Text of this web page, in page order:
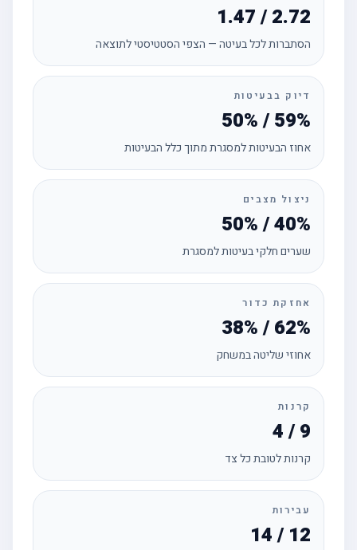
1.47 / 2.72
הסתברות לכל בעיטה — הצפי הסטטיסטי לתוצאה
דיוק בבעיטות
50% / 59%
אחוז הבעיטות למסגרת מתוך כלל הבעיטות
ניצול מצבים
50% / 40%
שערים חלקי בעיטות למסגרת
אחזקת כדור
38% / 62%
אחוזי שליטה במשחק
קרנות
4 / 9
קרנות לטובת כל צד
עבירות
14 / 12